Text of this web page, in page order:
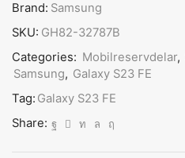
Brand: Samsung
SKU: GH82-32787B
Categories: Mobilreservdelar,
Samsung, Galaxy S23 FE
Tag: Galaxy S23 FE
Share: